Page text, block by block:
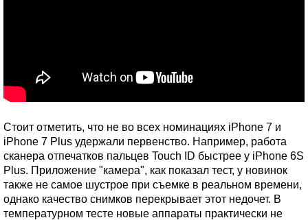
Стоит отметить, что не во всех номинациях iPhone 7 и
iPhone 7 Plus удержали первенство. Например, работа
сканера отпечатков пальцев Touch ID быстрее у iPhone 6S
Plus. Приложение "камера", как показал тест, у новинок
также не самое шустрое при съемке в реальном времени,
однако качество снимков перекрывает этот недочет. В
температурном тесте новые аппараты практически не